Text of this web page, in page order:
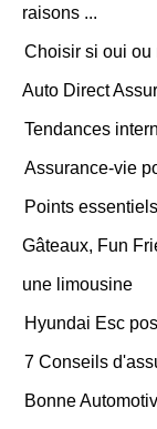
raisons ...
Choisir si oui ou
Auto Direct
Tendances
Assurance-vie
Points
Gâteaux, Fun
une limousine
Hyundai Esc
7 Conseils
Bonne